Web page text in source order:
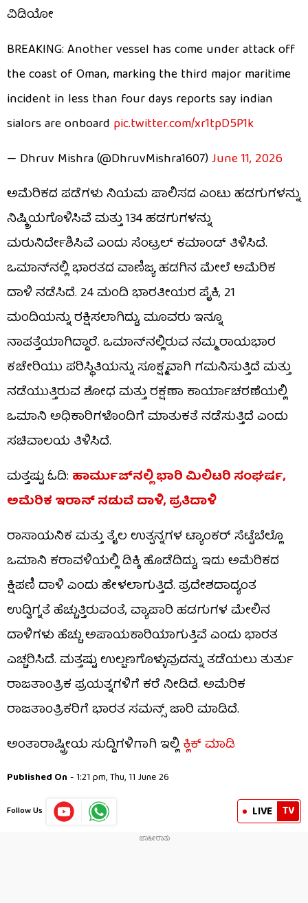
ವಿಡಿಯೋ
BREAKING: Another vessel has come under attack off
the coast of Oman, marking the third major maritime
incident in less than four days reports say indian
sialors are onboard pic.twitter.com/xr1tpD5P1k
— Dhruv Mishra (@DhruvMishra1607)June 11, 2026
ಅಮೆರಿಕದ ಪಡೆಗಳು ನಿಯಮ ಪಾಲಿಸದ ಎಂಟು ಹಡಗುಗಳನ್ನು
ನಿಷ್ಕ್ರಿಯಗೊಳಿಸಿವೆ ಮತ್ತು 134 ಹಡಗುಗಳನ್ನು
ಮರುನಿರ್ದೇಶಿಸಿವೆ ಎಂದು ಸೆಂಟ್ರಲ್ ಕಮಾಂಡ್ ತಿಳಿಸಿದೆ.
ಒಮಾನ್​ನಲ್ಲಿ ಭಾರತದ ವಾಣಿಜ್ಯ ಹಡಗಿನ ಮೇಲೆ ಅಮೆರಿಕ
ದಾಳಿ ನಡೆಸಿದೆ. 24 ಮಂದಿ ಭಾರತೀಯರ ಪೈಕಿ, 21
ಮಂದಿಯನ್ನು ರಕ್ಷಿಸಲಾಗಿದ್ದು, ಮೂವರು ಇನ್ನೂ
ನಾಪತ್ತೆಯಾಗಿದ್ದಾರೆ. ಒಮಾನ್‌ನಲ್ಲಿರುವ ನಮ್ಮ ರಾಯಭಾರ
ಕಚೇರಿಯು ಪರಿಸ್ಥಿತಿಯನ್ನು ಸೂಕ್ಷ್ಮವಾಗಿ ಗಮನಿಸುತ್ತಿದೆ ಮತ್ತು
ನಡೆಯುತ್ತಿರುವ ಶೋಧ ಮತ್ತು ರಕ್ಷಣಾ ಕಾರ್ಯಾಚರಣೆಯಲ್ಲಿ
ಒಮಾನಿ ಅಧಿಕಾರಿಗಳೊಂದಿಗೆ ಮಾತುಕತೆ ನಡೆಸುತ್ತಿದೆ ಎಂದು
ಸಚಿವಾಲಯ ತಿಳಿಸಿದೆ.
ಮತ್ತಷ್ಟು ಓದಿ: ಹಾರ್ಮುಜ್​ನಲ್ಲಿ ಭಾರಿ ಮಿಲಿಟರಿ ಸಂಘರ್ಷ,
ಅಮೆರಿಕ ಇರಾನ್ ನಡುವೆ ದಾಳಿ, ಪ್ರತಿದಾಳಿ
ರಾಸಾಯನಿಕ ಮತ್ತು ತೈಲ ಉತ್ಪನ್ನಗಳ ಟ್ಯಾಂಕರ್ ಸೆಟ್ಟೆಬೆಲ್ಲೊ
ಒಮಾನಿ ಕರಾವಳಿಯಲ್ಲಿ ಡಿಕ್ಕಿ ಹೊಡೆದಿದ್ದು, ಇದು ಅಮೆರಿಕದ
ಕ್ಷಿಪಣಿ ದಾಳಿ ಎಂದು ಹೇಳಲಾಗುತ್ತಿದೆ. ಪ್ರದೇಶದಾದ್ಯಂತ
ಉದ್ವಿಗ್ನತೆ ಹೆಚ್ಚುತ್ತಿರುವಂತೆ, ವ್ಯಾಪಾರಿ ಹಡಗುಗಳ ಮೇಲಿನ
ದಾಳಿಗಳು ಹೆಚ್ಚು ಅಪಾಯಕಾರಿಯಾಗುತ್ತಿವೆ ಎಂದು ಭಾರತ
ಎಚ್ಚರಿಸಿದೆ. ಮತ್ತಷ್ಟು ಉಲ್ಬಣಗೊಳ್ಳುವುದನ್ನು ತಡೆಯಲು ತುರ್ತು
ರಾಜತಾಂತ್ರಿಕ ಪ್ರಯತ್ನಗಳಿಗೆ ಕರೆ ನೀಡಿದೆ. ಅಮೆರಿಕ
ರಾಜತಾಂತ್ರಿಕರಿಗೆ ಭಾರತ ಸಮನ್ಸ್ ಜಾರಿ ಮಾಡಿದೆ.
ಅಂತಾರಾಷ್ಟ್ರೀಯ ಸುದ್ದಿಗಳಿಗಾಗಿ ಇಲ್ಲಿಕ್ಲಿಕ್ ಮಾಡಿ
Published On - 1:21 pm, Thu, 11 June 26
Follow Us LIVE TV